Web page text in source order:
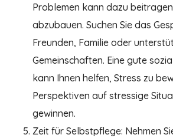
Problemen kann dazu
abzubauen. Suchen Sie das
Freunden, Familie oder
Gemeinschaften. Eine gute
kann Ihnen helfen, Stress zu
Perspektiven auf stressige
gewinnen.
Zeit für Selbstpflege: Nehmen